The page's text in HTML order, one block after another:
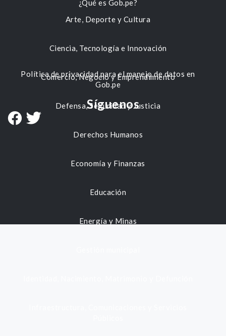
Arte, Deporte y Cultura
Ciencia, Tecnología e Innovación
Comercio, Negocio y Emprendimiento
Defensa, Seguridad y Justicia
Derechos Humanos
Economía y Finanzas
Educación
Energía y Minas
¿Qué es Gob.pe?
Política de privacidad para el manejo de datos en
Gob.pe
Síguenos